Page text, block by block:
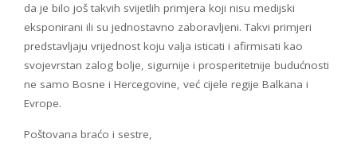
da je bilo još takvih svijetlih primjera koji nisu medijski
eksponirani ili su jednostavno zaboravljeni. Takvi primjeri
predstavljaju vrijednost koju valja isticati i afirmisati kao
svojevrstan zalog bolje, sigurnije i prosperitetnije budućnosti
ne samo Bosne i Hercegovine, već cijele regije Balkana i
Evrope.
Poštovana braćo i sestre,